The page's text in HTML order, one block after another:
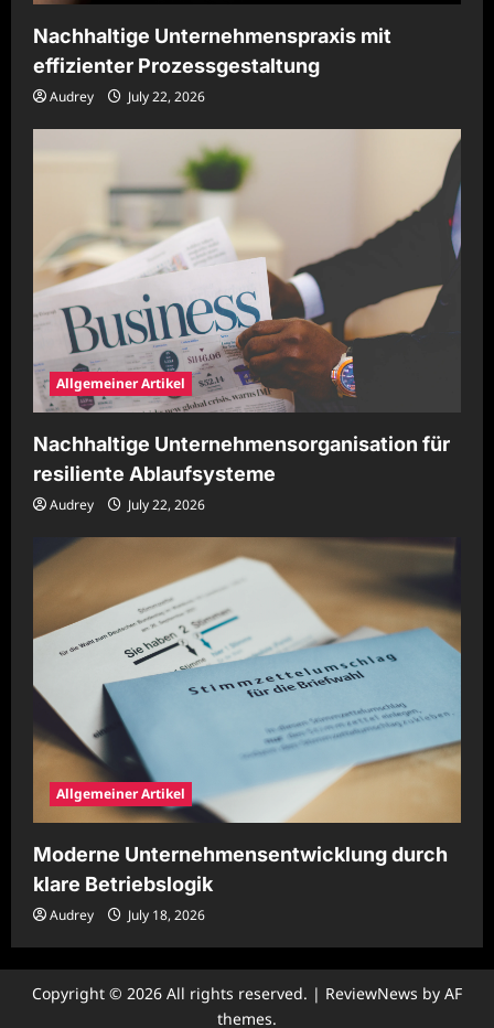
Nachhaltige Unternehmenspraxis mit
effizienter Prozessgestaltung
Audrey July 22, 2026
Allgemeiner Artikel
Nachhaltige Unternehmensorganisation für
resiliente Ablaufsysteme
Audrey July 22, 2026
Allgemeiner Artikel
Moderne Unternehmensentwicklung durch
klare Betriebslogik
Audrey July 18, 2026
Copyright © 2026 All rights reserved. | ReviewNews by AF
themes.